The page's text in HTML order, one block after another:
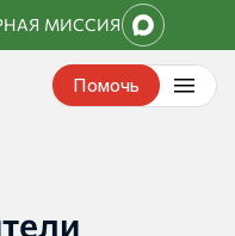
МИССИЯ
Помочь